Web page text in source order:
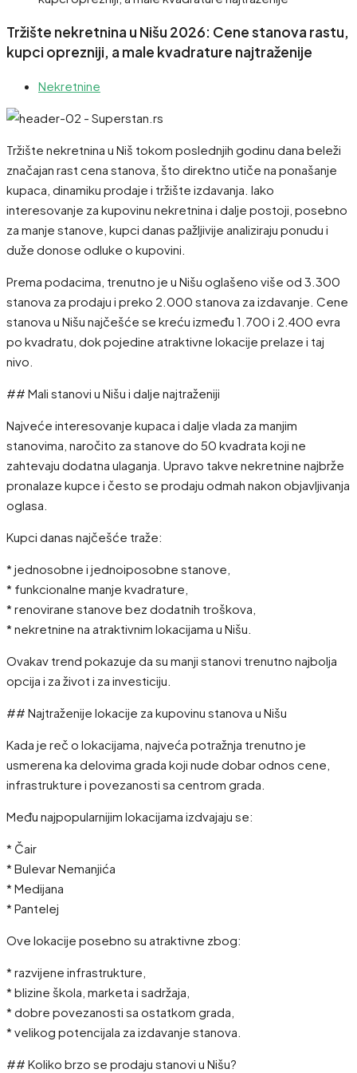
Tržište nekretnina u Nišu 2026: Cene stanova rastu,
kupci oprezniji, a male kvadrature najtraženije
Nekretnine
Tržište nekretnina u Niš tokom poslednjih godinu dana beleži
značajan rast cena stanova, što direktno utiče na ponašanje
kupaca, dinamiku prodaje i tržište izdavanja. Iako
interesovanje za kupovinu nekretnina i dalje postoji, posebno
za manje stanove, kupci danas pažljivije analiziraju ponudu i
duže donose odluke o kupovini.
Prema podacima, trenutno je u Nišu oglašeno više od 3.300
stanova za prodaju i preko 2.000 stanova za izdavanje. Cene
stanova u Nišu najčešće se kreću između 1.700 i 2.400 evra
po kvadratu, dok pojedine atraktivne lokacije prelaze i taj
nivo.
## Mali stanovi u Nišu i dalje najtraženiji
Najveće interesovanje kupaca i dalje vlada za manjim
stanovima, naročito za stanove do 50 kvadrata koji ne
zahtevaju dodatna ulaganja. Upravo takve nekretnine najbrže
pronalaze kupce i često se prodaju odmah nakon objavljivanja
oglasa.
Kupci danas najčešće traže:
* jednosobne i jednoiposobne stanove,
* funkcionalne manje kvadrature,
* renovirane stanove bez dodatnih troškova,
* nekretnine na atraktivnim lokacijama u Nišu.
Ovakav trend pokazuje da su manji stanovi trenutno najbolja
opcija i za život i za investiciju.
## Najtraženije lokacije za kupovinu stanova u Nišu
Kada je reč o lokacijama, najveća potražnja trenutno je
usmerena ka delovima grada koji nude dobar odnos cene,
infrastrukture i povezanosti sa centrom grada.
Među najpopularnijim lokacijama izdvajaju se:
* Čair
* Bulevar Nemanjića
* Medijana
* Pantelej
Ove lokacije posebno su atraktivne zbog:
* razvijene infrastrukture,
* blizine škola, marketa i sadržaja,
* dobre povezanosti sa ostatkom grada,
* velikog potencijala za izdavanje stanova.
## Koliko brzo se prodaju stanovi u Nišu?